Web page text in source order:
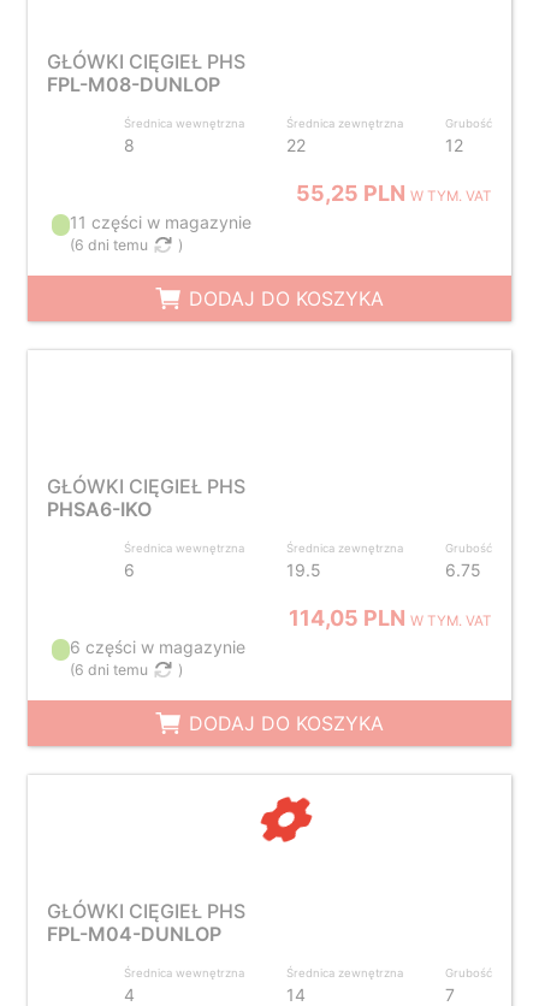
GŁÓWKI CIĘGIEŁ PHS
FPL-M08-DUNLOP
Średnica wewnętrzna
8
Średnica zewnętrzna
22
Grubość
12
55,25 PLNW TYM. VAT
11 części w magazynie
(6 dni temu )
DODAJ DO KOSZYKA
GŁÓWKI CIĘGIEŁ PHS
PHSA6-IKO
Średnica wewnętrzna
6
Średnica zewnętrzna
19.5
Grubość
6.75
114,05 PLNW TYM. VAT
6 części w magazynie
(6 dni temu )
DODAJ DO KOSZYKA
GŁÓWKI CIĘGIEŁ PHS
FPL-M04-DUNLOP
Średnica wewnętrzna
4
Średnica zewnętrzna
14
Grubość
7